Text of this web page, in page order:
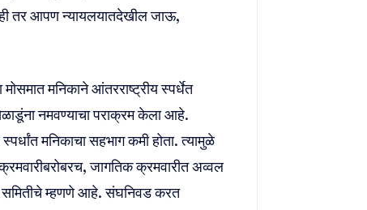
तर आपण न्यायलयातदेखील जाऊ,
मनिकाने आंतरराष्ट्रीय स्पर्धेत
नमवण्याचा पराक्रम केला आहे.
मनिकाचा सहभाग कमी होता. त्यामुळे
जागतिक क्रमवारीत अव्वल
म्हणणे आहे. संघनिवड करत